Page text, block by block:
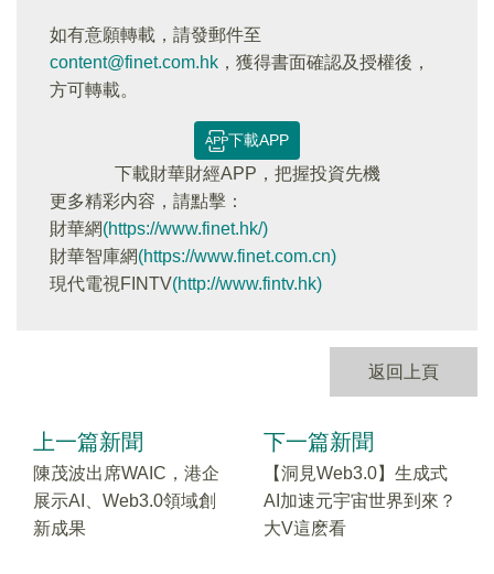
如有意願轉載，請發郵件至
content@finet.com.hk ，獲得書面確認及授權後，
方可轉載。
下載APP
下載財華財經APP，把握投資先機
更多精彩内容，請點擊：
財華網(https://www.finet.hk/)
財華智庫網(https://www.finet.com.cn)
現代電視FINTV(http://www.fintv.hk)
返回上頁
上一篇新聞
陳茂波出席WAIC，港企
展示AI、Web3.0領域創
新成果
下一篇新聞
【洞見Web3.0】生成式
AI加速元宇宙世界到來？
大V這麽看